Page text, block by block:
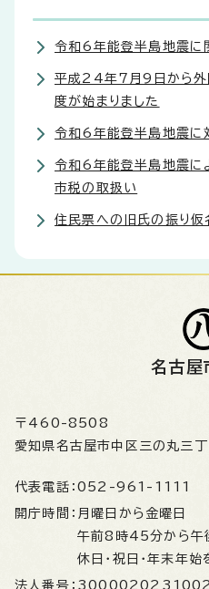
令和6年能登半島地震に
平成24年7月9日から外
度が始まりました
令和6年能登半島地震に
令和6年能登半島地震に
市税の取扱い
住民票への旧氏の振り仮
名古屋
〒460-8508
愛知県名古屋市中区三の丸三
代表電話： 052-961-1111
開庁時間： 月曜日から金曜日
午前8時45分から午
休日・祝日・年末年始
法人番号： 3000020231002